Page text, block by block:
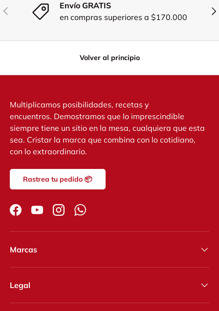
Anterior
Envío GRATIS
en compras superiores a $170.000
Volver al principio
Multiplicamos posibilidades, recetas y
encuentros. Demostramos que lo imprescindible
siempre tiene un sitio en la mesa, cualquiera que esta
sea. Cristar la marca que combina con lo cotidiano,
con lo extraordinario.
Rastrea tu pedido 📦
FacebookYouTubeInstagramWhatsApp
Marcas
Legal